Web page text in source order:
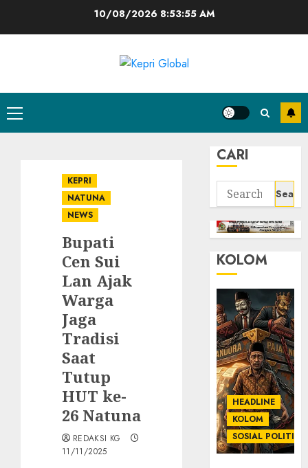
10/08/2026 8:53:56 AM
Primary
Menu
KEPRI
NATUNA
NEWS
Bupati
Cen Sui
Lan Ajak
Warga
Jaga
Tradisi
Saat
Tutup
HUT ke-
26 Natuna
REDAKSI KG
11/11/2025
CARI
Search
for:
KOLOM
HEADLINE
KOLOM
SOSIAL POLITIK